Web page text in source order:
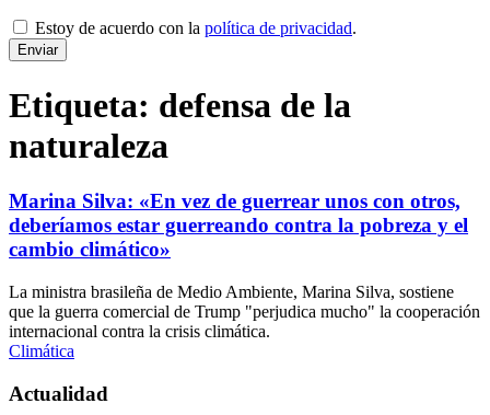
Estoy de acuerdo con la política de privacidad.
Etiqueta: defensa de la
naturaleza
Marina Silva: «En vez de guerrear unos con otros,
deberíamos estar guerreando contra la pobreza y el
cambio climático»
La ministra brasileña de Medio Ambiente, Marina Silva, sostiene
que la guerra comercial de Trump "perjudica mucho" la cooperación
internacional contra la crisis climática.
Climática
Actualidad